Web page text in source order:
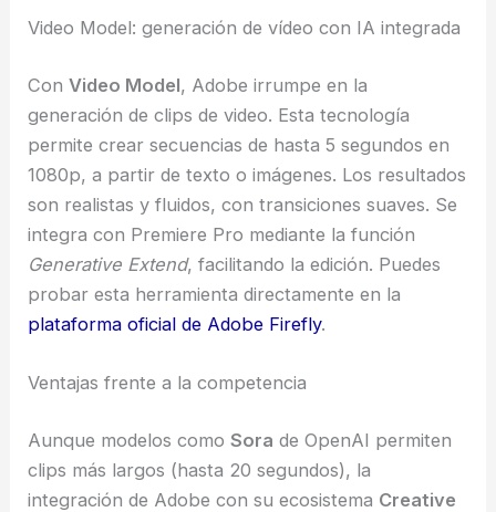
Video Model: generación de vídeo con IA integrada
ConVideo Model, Adobe irrumpe en la
generación de clips de video. Esta tecnología
permite crear secuencias de hasta 5 segundos en
1080p, a partir de texto o imágenes. Los resultados
son realistas y fluidos, con transiciones suaves. Se
integra con Premiere Pro mediante la función
Generative Extend, facilitando la edición. Puedes
probar esta herramienta directamente en la
plataforma oficial de Adobe Firefly.
Ventajas frente a la competencia
Aunque modelos comoSora de OpenAI permiten
clips más largos (hasta 20 segundos), la
integración de Adobe con su ecosistema Creative